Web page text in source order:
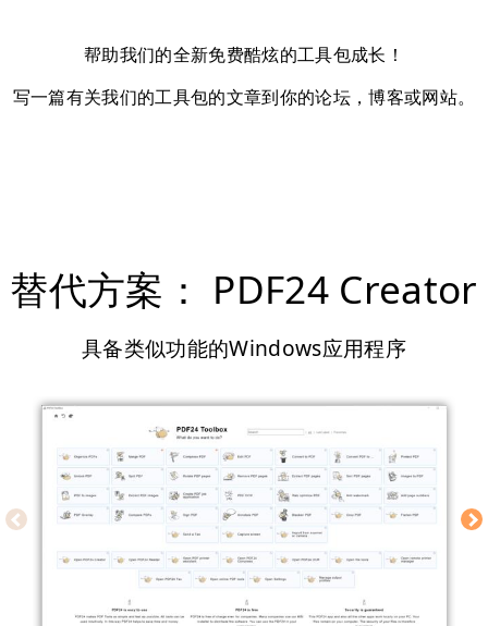
帮助我们的全新免费酷炫的工具包成长！
写一篇有关我们的工具包的文章到你的论坛，博客或网站。
替代方案： PDF24 Creator
具备类似功能的Windows应用程序